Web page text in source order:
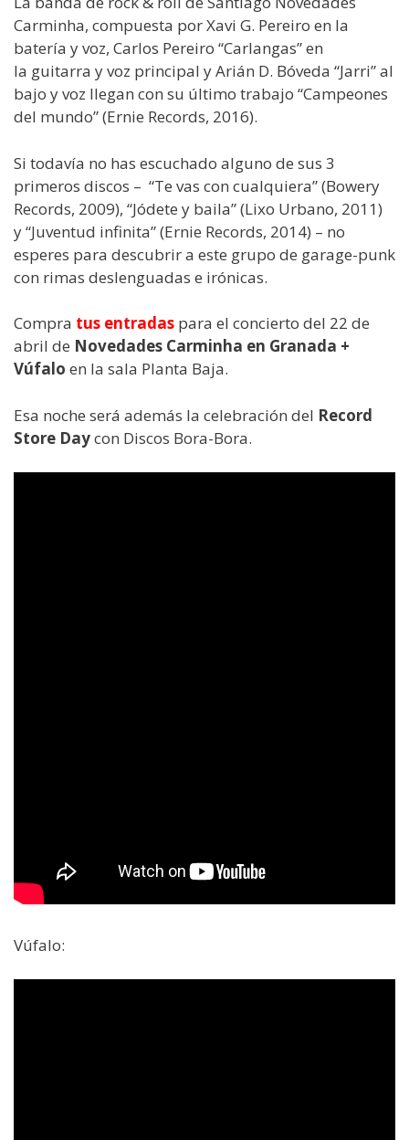
Carminha, compuesta por Xavi G. Pereiro en la
batería y voz, Carlos Pereiro “Carlangas” en
la guitarra y voz principal y Arián D. Bóveda “Jarri” al
bajo y voz llegan con su último trabajo “Campeones
del mundo” (Ernie Records, 2016).
Si todavía no has escuchado alguno de sus 3
primeros discos – “Te vas con cualquiera” (Bowery
Records, 2009), “Jódete y baila” (Lixo Urbano, 2011)
y “Juventud infinita” (Ernie Records, 2014) – no
esperes para descubrir a este grupo de garage-punk
con rimas deslenguadas e irónicas.
Compra tus entradas para el concierto del 22 de
abril de Novedades Carminha en Granada +
Vúfalo en la sala Planta Baja.
Esa noche será además la celebración del Record
Store Daycon Discos Bora-Bora.
Vúfalo: